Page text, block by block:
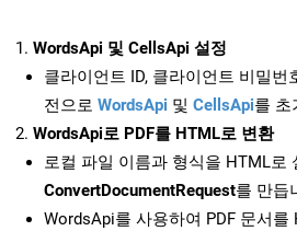
WordsApi 및 CellsApi 설정
클라이언트 ID, 클라이언트 비밀번
전으로 WordsApi 및 CellsApi를 초
WordsApi로 PDF를 HTML로 변환
로컬 파일 이름과 형식을 HTML로
ConvertDocumentRequest를 만듭
WordsApi를 사용하여 PDF 문서를